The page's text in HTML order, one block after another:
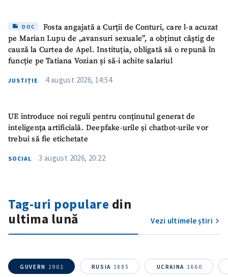
DOC
Fosta angajată a Curții de Conturi, care l-a acuzat
pe Marian Lupu de „avansuri sexuale”, a obținut câștig de
cauză la Curtea de Apel. Instituția, obligată să o repună în
funcție pe Tatiana Vozian și să-i achite salariul
JUSTIȚIE 4 august 2026, 14:54
UE introduce noi reguli pentru conținutul generat de
inteligența artificială. Deepfake-urile și chatbot-urile vor
trebui să fie etichetate
SOCIAL 3 august 2026, 20:22
Tag-uri populare din
ultima lună
Vezi ultimele știri
GUVERN 1902 RUSIA 1885 UCRAINA 1660
Titlu știre+ Adaugă titlu
Link media
+ Link media